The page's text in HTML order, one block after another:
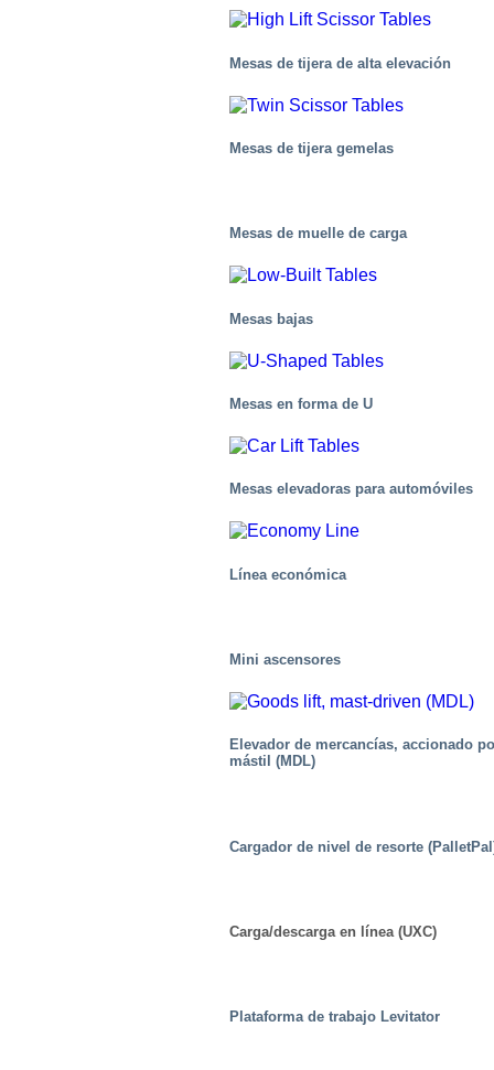
Centros de distribución/Almacenes
Mesas de tijera de alta elevación
Mesas de tijera gemelas
Mesas de muelle de carga
Mesas bajas
Mesas en forma de U
Mesas elevadoras para automóviles
Línea económica
Mini ascensores
Elevador de mercancías, accionado
mástil (MDL)
Cargador de nivel de resorte
Carga/descarga en línea (UXC)
Plataforma de trabajo Levitator